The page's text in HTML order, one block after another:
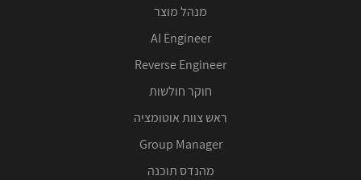
מנהל מוצר
AI Engineer
Reverse Engineer
חוקר חולשות
ראש צוות אוטומציה
Group Manager
מהנדס תוכנה